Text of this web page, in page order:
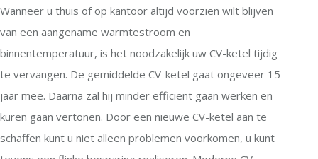
Wanneer u thuis of op kantoor altijd voorzien wilt blijven
van een aangename warmtestroom en
binnentemperatuur, is het noodzakelijk uw CV-ketel tijdig
te vervangen. De gemiddelde CV-ketel gaat ongeveer 15
jaar mee. Daarna zal hij minder efficient gaan werken en
kuren gaan vertonen. Door een nieuwe CV-ketel aan te
schaffen kunt u niet alleen problemen voorkomen, u kunt